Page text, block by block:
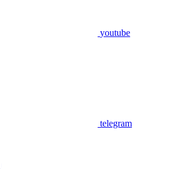
youtube
telegram